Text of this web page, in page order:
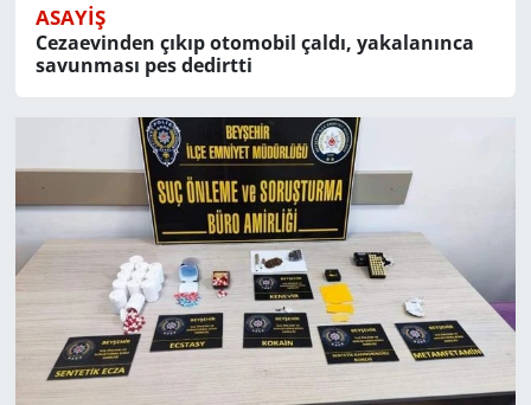
ASAYIŞ
Cezaevinden çıkıp otomobil çaldı, yakalanınca
savunması pes dedirtti